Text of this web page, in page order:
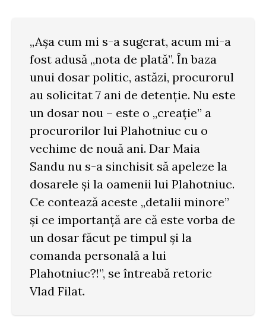
„Aşa cum mi s-a sugerat, acum mi-a
fost adusă „nota de plată”. În baza
unui dosar politic, astăzi, procurorul
au solicitat 7 ani de detenție. Nu este
un dosar nou – este o „creaţie” a
procurorilor lui Plahotniuc cu o
vechime de nouă ani. Dar Maia
Sandu nu s-a sinchisit să apeleze la
dosarele şi la oamenii lui Plahotniuc.
Ce contează aceste „detalii minore”
şi ce importanţă are că este vorba de
un dosar făcut pe timpul şi la
comanda personală a lui
Plahotniuc?!”, se întreabă retoric
Vlad Filat.